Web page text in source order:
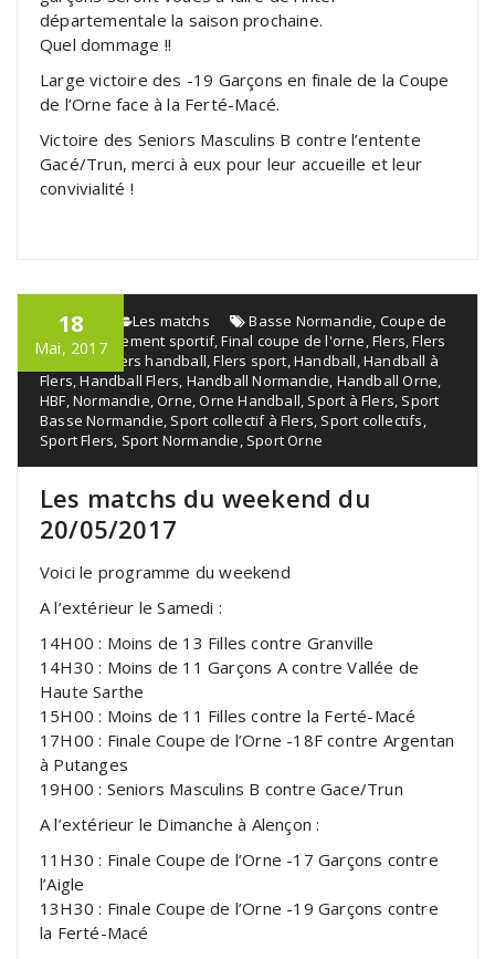
départementale la saison prochaine.
Quel dommage !!
Large victoire des -19 Garçons en finale de la Coupe
de l’Orne face à la Ferté-Macé.
Victoire des Seniors Masculins B contre l’entente
Gacé/Trun, merci à eux pour leur accueille et leur
convivialité !
18
Mai, 2017
admin Les matchs Basse Normandie Coupe de
l'orne,Événement sportif,Final coupe de l'orne ,Flers ,Flers
de l'orne, Flers handball ,Flers sport ,Handball ,Handball à
Flers ,Handball Flers Handball Normandie Handball Orne
HBF ,Normandie ,Orne ,Orne Handball Sport à Flers Sport
Basse Normandie Sport collectif à Flers Sport collectifs
Sport Flers Sport Normandie Sport Orne
Les matchs du weekend du
20/05/2017
Voici le programme du weekend
A l’extérieur le Samedi :
14H00 : Moins de 13 Filles contre Granville
14H30 : Moins de 11 Garçons A contre Vallée de
Haute Sarthe
15H00 : Moins de 11 Filles contre la Ferté-Macé
17H00 : Finale Coupe de l’Orne -18F contre Argentan
à Putanges
19H00 : Seniors Masculins B contre Gace/Trun
A l’extérieur le Dimanche à Alençon :
11H30 : Finale Coupe de l’Orne -17 Garçons contre
l’Aigle
13H30 : Finale Coupe de l’Orne -19 Garçons contre
la Ferté-Macé